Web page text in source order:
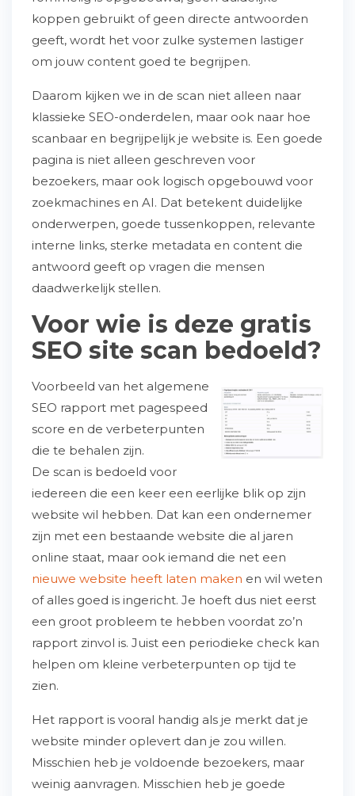
koppen gebruikt of geen directe antwoorden
geeft, wordt het voor zulke systemen lastiger
om jouw content goed te begrijpen.
Daarom kijken we in de scan niet alleen naar
klassieke SEO-onderdelen, maar ook naar hoe
scanbaar en begrijpelijk je website is. Een goede
pagina is niet alleen geschreven voor
bezoekers, maar ook logisch opgebouwd voor
zoekmachines en AI. Dat betekent duidelijke
onderwerpen, goede tussenkoppen, relevante
interne links, sterke metadata en content die
antwoord geeft op vragen die mensen
daadwerkelijk stellen.
Voor wie is deze gratis
SEO site scan bedoeld?
Voorbeeld van het algemene
SEO rapport met pagespeed
score en de verbeterpunten
die te behalen zijn.
De scan is bedoeld voor
iedereen die een keer een eerlijke blik op zijn
website wil hebben. Dat kan een ondernemer
zijn met een bestaande website die al jaren
online staat, maar ook iemand die net een
nieuwe website heeft laten maken en wil weten
of alles goed is ingericht. Je hoeft dus niet eerst
een groot probleem te hebben voordat zo’n
rapport zinvol is. Juist een periodieke check kan
helpen om kleine verbeterpunten op tijd te
zien.
Het rapport is vooral handig als je merkt dat je
website minder oplevert dan je zou willen.
Misschien heb je voldoende bezoekers, maar
weinig aanvragen. Misschien heb je goede